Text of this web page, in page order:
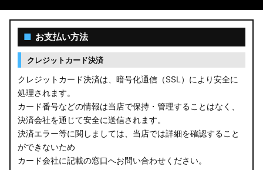
■ お支払い方法
クレジットカード決済
クレジットカード決済は、暗号化通信（SSL）により安全に
処理されます。
カード番号などの情報は当店で保持・管理することはなく、
決済会社を通じて安全に送信されます。
決済エラー等に関しましては、当店では詳細を確認すること
ができないため
カード会社に記載の窓口へお問い合わせください。